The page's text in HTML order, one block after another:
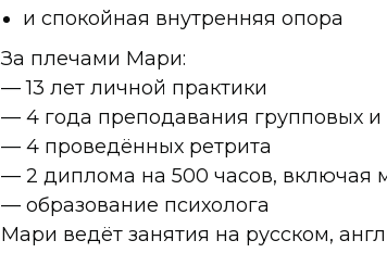
и спокойная внутренняя опора
За плечами Мари:
— 13 лет личной практики
— 4 года преподавания групповых
— 4 проведённых ретрита
— 2 диплома на 500 часов, включая
— образование психолога
Мари ведёт занятия на русском,